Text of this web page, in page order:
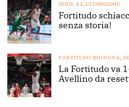
SERIE A2, ULTIMISSIME
Fortitudo
senza storia!
FORTITUDO BOLOGNA,
La Fortitudo va
Avellino da